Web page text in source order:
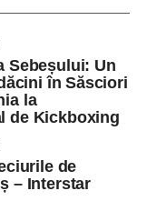
Sebeșului: Un
în Săsciori
la
de Kickboxing
de
– Interstar